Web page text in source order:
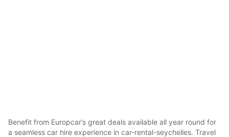
Benefit from Europcar’s great deals available all year round for
a seamless car hire experience in car-rental-seychelles. Travel